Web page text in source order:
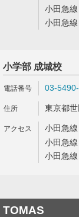
小田急
小田急
小学部 成城校
03-
東京都
小田急
小田急
小田急
TOMAS